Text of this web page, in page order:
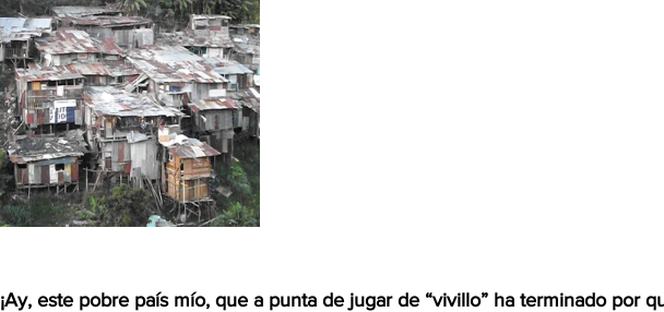
¡Ay, este pobre país mío, que a punta de jugar de “vivillo” ha terminado por